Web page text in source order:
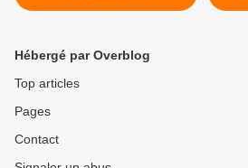
Hébergé par Overblog
Top articles
Pages
Contact